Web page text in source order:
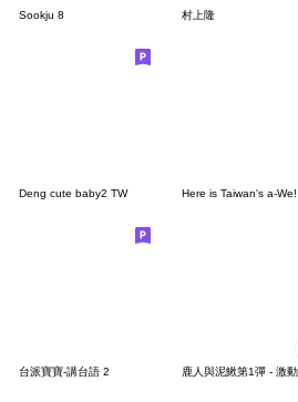
Sookju 8 村上隆
Deng cute baby2 TW Here is Taiwan's a-We!
台派寶寶-講台語 2